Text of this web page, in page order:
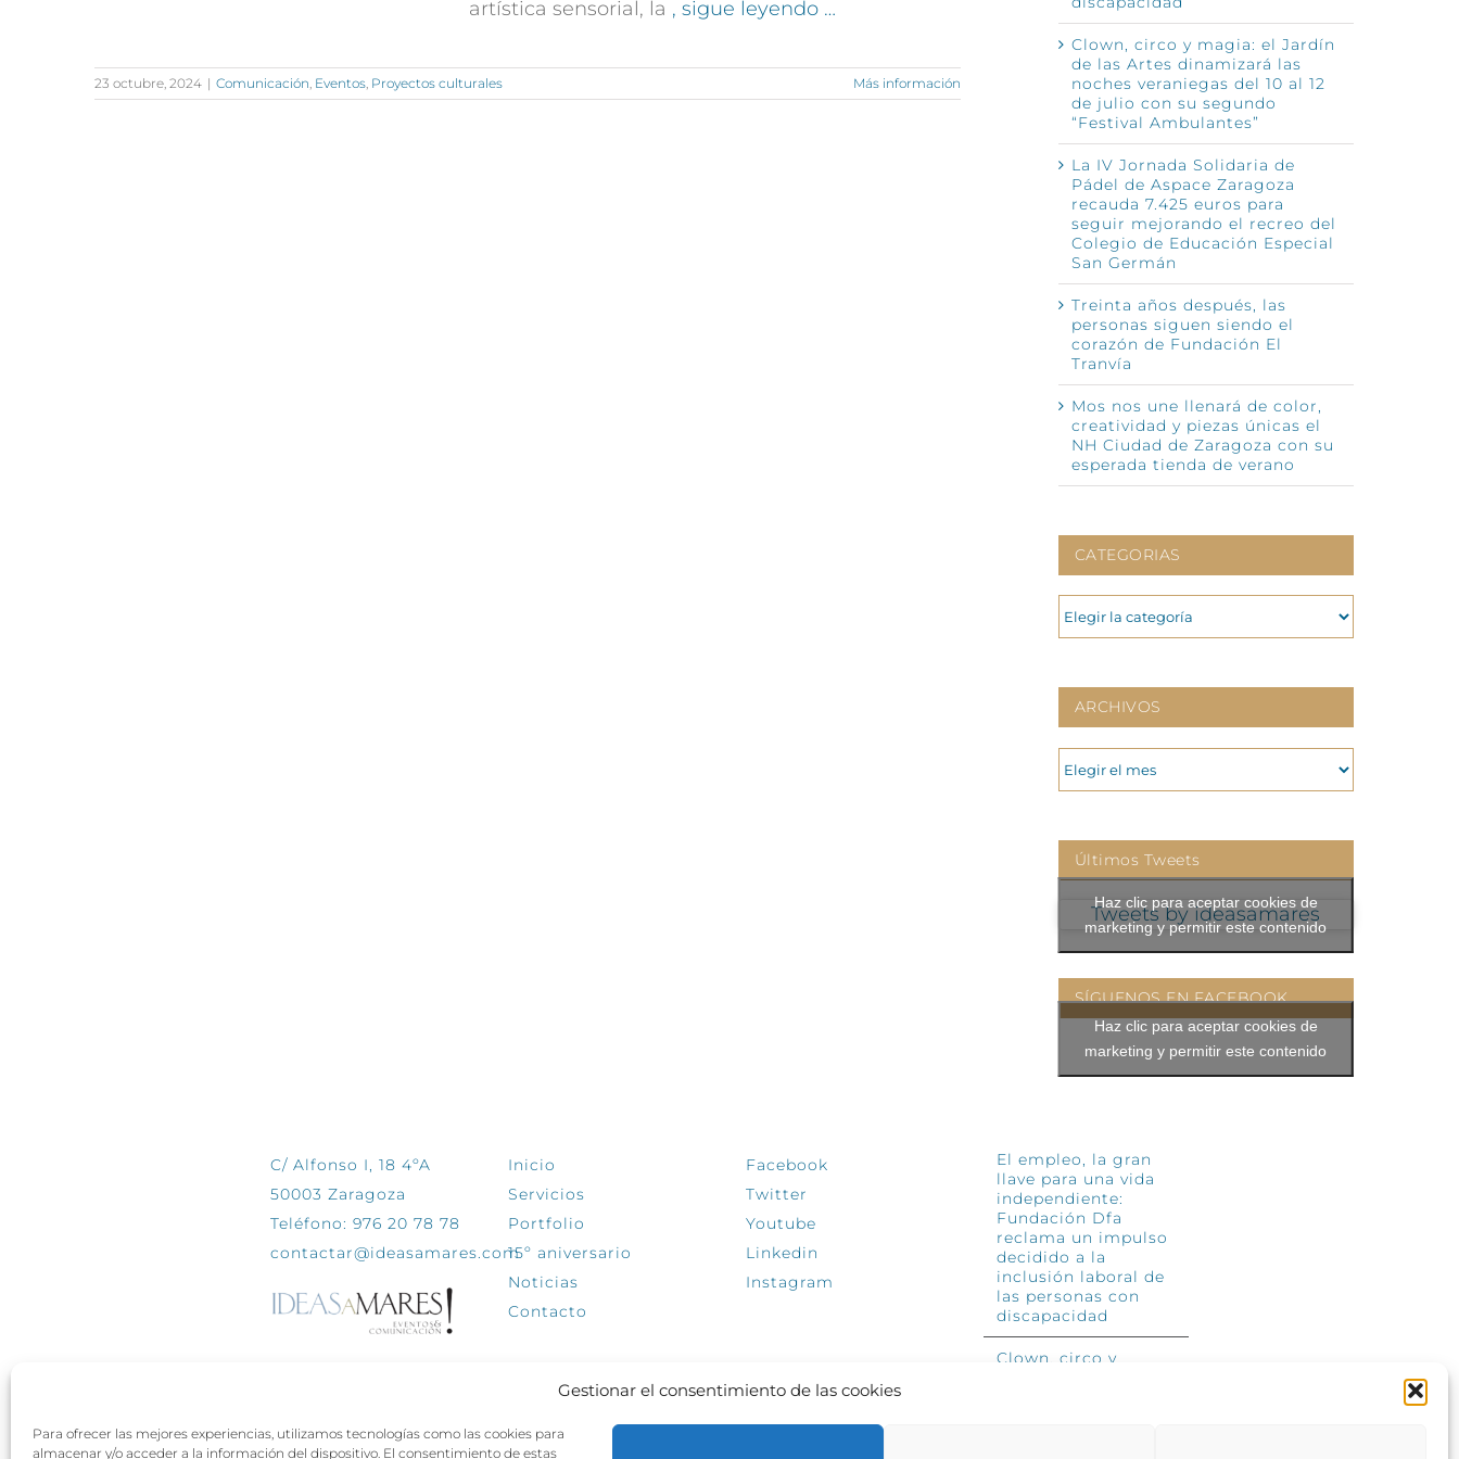
Gestionar el consentimiento de las cookies
Para ofrecer las mejores experiencias, utilizamos tecnologías como las cookies para
almacenar y/o acceder a la información del dispositivo. El consentimiento de estas
artística sensorial, la , sigue leyendo …
23 octubre, 2024 | Comunicación, Eventos, Proyectos culturales Más información
Clown, circo y magia: el Jardín
de las Artes dinamizará las
noches veraniegas del 10 al 12
de julio con su segundo
“Festival Ambulantes”
La IV Jornada Solidaria de
Pádel de Aspace Zaragoza
recauda 7.425 euros para
seguir mejorando el recreo del
Colegio de Educación Especial
San Germán
Treinta años después, las
personas siguen siendo el
corazón de Fundación El
Tranvía
Mos nos une llenará de color,
creatividad y piezas únicas el
NH Ciudad de Zaragoza con su
esperada tienda de verano
CATEGORIAS
CATEGORIAS
ARCHIVOS
ARCHIVOS
Últimos Tweets
Tweets by ideasamares
Haz clic para aceptar cookies de
marketing y permitir este contenido
SÍGUENOS EN FACEBOOK
Haz clic para aceptar cookies de
marketing y permitir este contenido
C/ Alfonso I, 18 4ºA
50003 Zaragoza
Teléfono: 976 20 78 78
contactar@ideasamares.com
Inicio
Servicios
Portfolio
15º aniversario
Noticias
Contacto
Facebook
Twitter
Youtube
Linkedin
Instagram
El empleo, la gran
llave para una vida
independiente:
Fundación Dfa
reclama un impulso
decidido a la
inclusión laboral de
las personas con
discapacidad
Clown, circo y